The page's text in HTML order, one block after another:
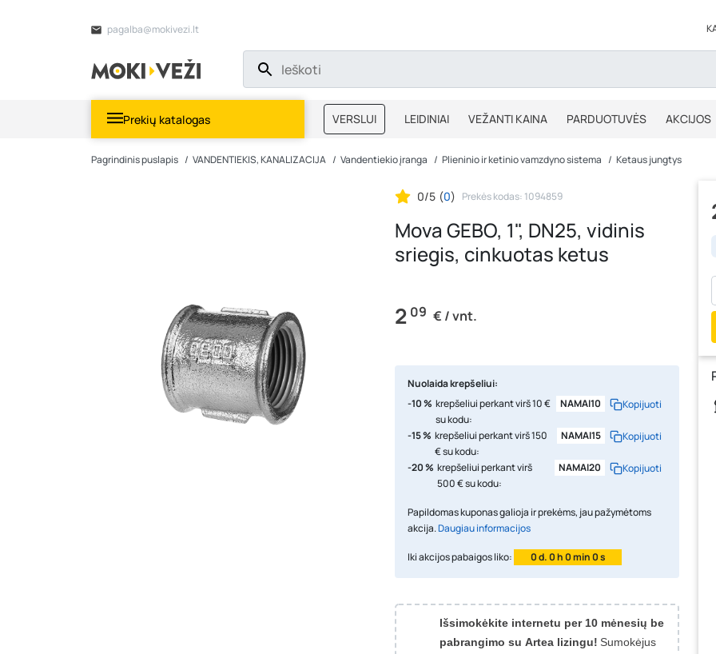
pagalba@mokivezi.lt
Prekių katalogas VERSLUI LEIDINIAI VEŽANTI KAINA PARDUOTUVĖS AKCIJOS
MOKIBLOGAS IŠPARDAVIMAS
Pagrindinis puslapis VANDENTIEKIS, KANALIZACIJA Vandentiekio įranga Plieninio ir ketinio vamzdyno sistema Ketaus jungtys
0/5 (0) Prekės kodas: 1094859
Mova GEBO, 1", DN25, vidinis
sriegis, cinkuotas ketus
2 09 € / vnt.
Nuolaida krepšeliui:
-10 % krepšeliui perkant virš 10 €
su kodu:
NAMAI10 Kopijuoti
-15 % krepšeliui perkant virš 150
€ su kodu:
NAMAI15 Kopijuoti
-20 % krepšeliui perkant virš
500 € su kodu:
NAMAI20 Kopijuoti
Papildomas kuponas galioja ir prekėms, jau pažymėtoms
akcija.Daugiau informacijos
Iki akcijos pabaigos liko: 0 d. 0 h 0 min 0 s
Išsimokėkite internetu per 10 mėnesių be
pabrangimo su Artea lizingu! Sumokėjus